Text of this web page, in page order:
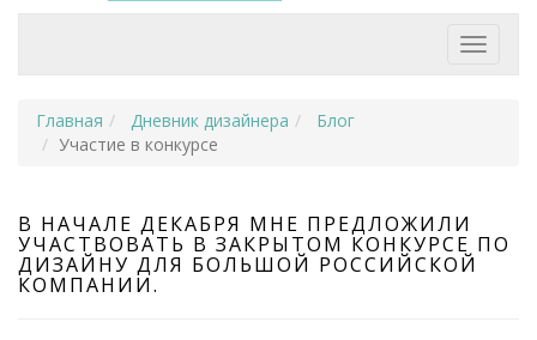
Главная Дневник дизайнера
Блог
Участие в конкурсе
В НАЧАЛЕ ДЕКАБРЯ МНЕ ПРЕДЛОЖИЛИ
УЧАСТВОВАТЬ В ЗАКРЫТОМ КОНКУРСЕ ПО
ДИЗАЙНУ ДЛЯ БОЛЬШОЙ РОССИЙСКОЙ
КОМПАНИИ.